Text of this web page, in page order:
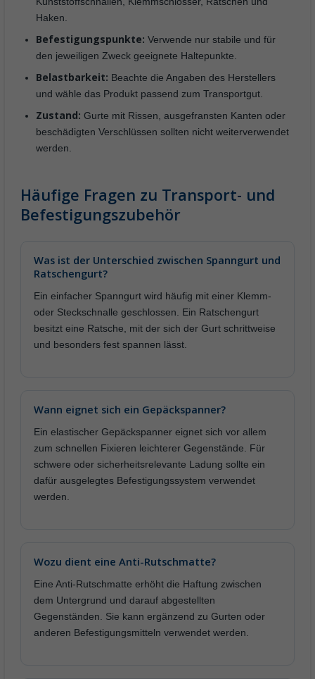
Haken.
Befestigungspunkte: Verwende nur stabile und für
den jeweiligen Zweck geeignete Haltepunkte.
Belastbarkeit: Beachte die Angaben des Herstellers
und wähle das Produkt passend zum Transportgut.
Zustand: Gurte mit Rissen, ausgefransten Kanten oder
beschädigten Verschlüssen sollten nicht weiterverwendet
werden.
Häufige Fragen zu Transport- und
Befestigungszubehör
Was ist der Unterschied zwischen Spanngurt und
Ratschengurt?
Ein einfacher Spanngurt wird häufig mit einer Klemm-
oder Steckschnalle geschlossen. Ein Ratschengurt
besitzt eine Ratsche, mit der sich der Gurt schrittweise
und besonders fest spannen lässt.
Wann eignet sich ein Gepäckspanner?
Ein elastischer Gepäckspanner eignet sich vor allem
zum schnellen Fixieren leichterer Gegenstände. Für
schwere oder sicherheitsrelevante Ladung sollte ein
dafür ausgelegtes Befestigungssystem verwendet
werden.
Wozu dient eine Anti-Rutschmatte?
Eine Anti-Rutschmatte erhöht die Haftung zwischen
dem Untergrund und darauf abgestellten
Gegenständen. Sie kann ergänzend zu Gurten oder
anderen Befestigungsmitteln verwendet werden.